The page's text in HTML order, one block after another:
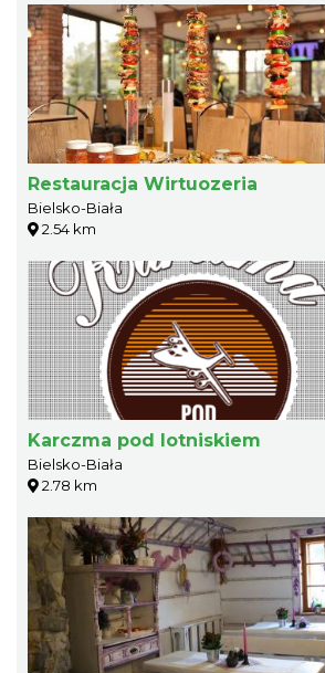
Restauracja Wirtuozeria
Bielsko-Biała
2.54 km
Karczma pod lotniskiem
Bielsko-Biała
2.78 km